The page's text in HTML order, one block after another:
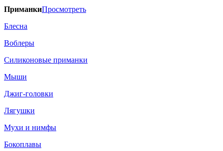
ПриманкиПросмотреть
Блесна
Воблеры
Силиконовые приманки
Мыши
Джиг-головки
Лягушки
Мухи и нимфы
Бокоплавы